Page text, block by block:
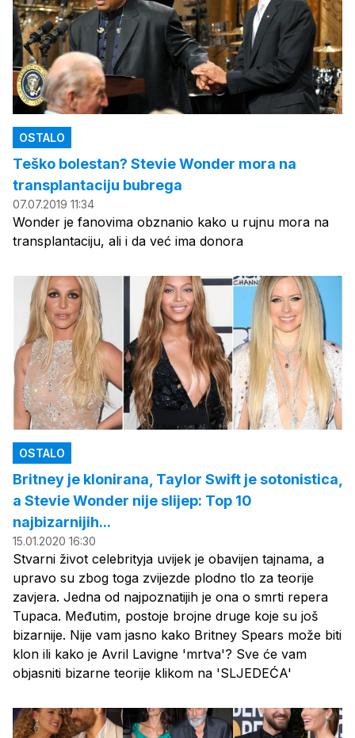
OSTALO
Teško bolestan? Stevie Wonder mora na
transplantaciju bubrega
07.07.2019 11:34
Wonder je fanovima obznanio kako u rujnu mora na
transplantaciju, ali i da već ima donora
OSTALO
Britney je klonirana, Taylor Swift je sotonistica,
a Stevie Wonder nije slijep: Top 10
najbizarnijih...
15.01.2020 16:30
Stvarni život celebrityja uvijek je obavijen tajnama, a
upravo su zbog toga zvijezde plodno tlo za teorije
zavjera. Jedna od najpoznatijih je ona o smrti repera
Tupaca. Međutim, postoje brojne druge koje su još
bizarnije. Nije vam jasno kako Britney Spears može biti
klon ili kako je Avril Lavigne 'mrtva'? Sve će vam
objasniti bizarne teorije klikom na 'SLJEDEĆA'